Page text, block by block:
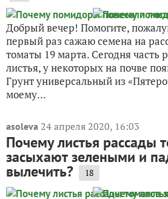
Добрый вечер! Помогите,
первый раз сажаю семена на
томаты 19 марта. Сегодня часть
листья, у некоторых на почве
Грунт универсальный из
моему...
asoleva 24 апреля 2020, 16:03
Почему листья рассады
засыхают зелеными и
вылечить? 18